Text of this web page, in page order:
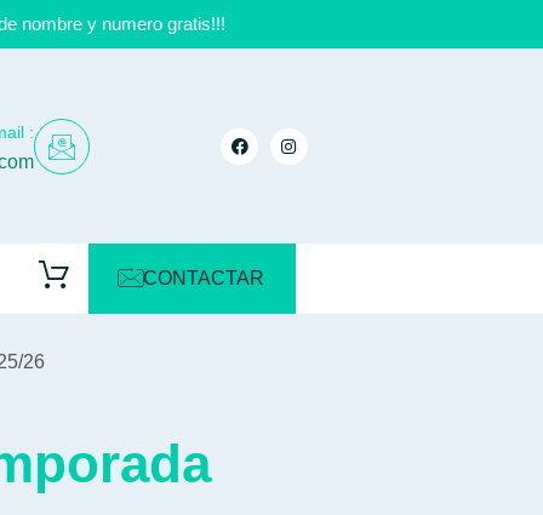
nombre y numero gratis!!!
:
CONTACTAR
26